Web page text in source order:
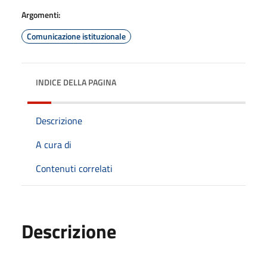
Argomenti:
Comunicazione istituzionale
INDICE DELLA PAGINA
Descrizione
A cura di
Contenuti correlati
Descrizione